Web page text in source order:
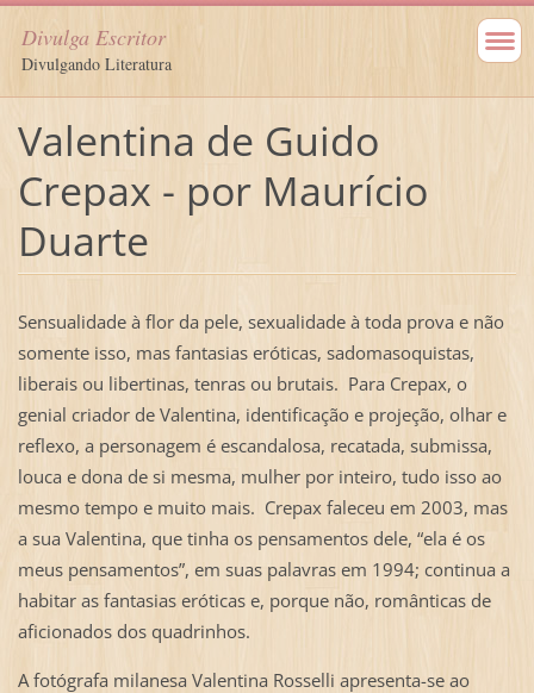
Divulga Escritor
Divulgando Literatura
Valentina de Guido
Crepax - por Maurício
Duarte
Sensualidade à flor da pele, sexualidade à toda prova e não
somente isso, mas fantasias eróticas, sadomasoquistas,
liberais ou libertinas, tenras ou brutais. Para Crepax, o
genial criador de Valentina, identificação e projeção, olhar e
reflexo, a personagem é escandalosa, recatada, submissa,
louca e dona de si mesma, mulher por inteiro, tudo isso ao
mesmo tempo e muito mais. Crepax faleceu em 2003, mas
a sua Valentina, que tinha os pensamentos dele, “ela é os
meus pensamentos”, em suas palavras em 1994; continua a
habitar as fantasias eróticas e, porque não, românticas de
aficionados dos quadrinhos.
A fotógrafa milanesa Valentina Rosselli apresenta-se ao